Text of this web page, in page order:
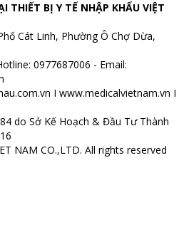
THIẾT BỊ Y TẾ NHẬP KHẨU VIỆT
Cát Linh, Phường Ô Chợ Dừa,
0977687006 - Email:
I www.medicalvietnam.vn I
do Sở Kế Hoạch & Đầu Tư Thành
NAM CO.,LTD. All rights reserved